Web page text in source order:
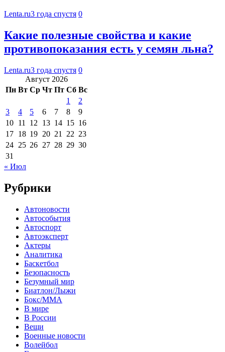
Lenta.ru3 года спустя 0
Какие полезные свойства и какие
противопоказания есть у семян льна?
Lenta.ru3 года спустя 0
Август 2026
Пн Вт Ср Чт Пт Сб Вс
1
2
3
4 5 6 7 8
9
10 11 12 13 14 15 16
17 18 19 20 21 22 23
24 25 26 27 28 29 30
31
« Июл
Рубрики
Автоновости
Автособытия
Автоспорт
Автоэксперт
Актеры
Аналитика
Баскетбол
Безопасность
Безумный мир
Биатлон/Лыжи
Бокс/MMA
В мире
В России
Вещи
Военные новости
Волейбол